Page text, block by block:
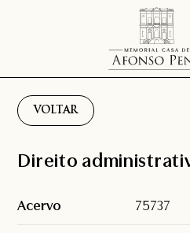
VOLTAR
Direito
Acervo 75737